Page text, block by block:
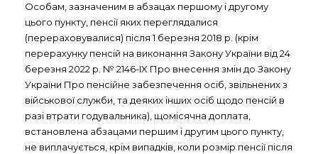
Особам, зазначеним в абзацах першому і другому
цього пункту, пенсії яких переглядалися
(перераховувалися) після 1 березня 2018 р. (крім
перерахунку пенсій на виконання Закону України від 24
березня 2022 р. № 2146-IX Про внесення змін до Закону
України Про пенсійне забезпечення осіб, звільнених з
військової служби, та деяких інших осіб щодо пенсій в
разі втрати годувальника), щомісячна доплата,
встановлена абзацами першим і другим цього пункту,
не виплачується, крім випадків, коли розмір пенсії після